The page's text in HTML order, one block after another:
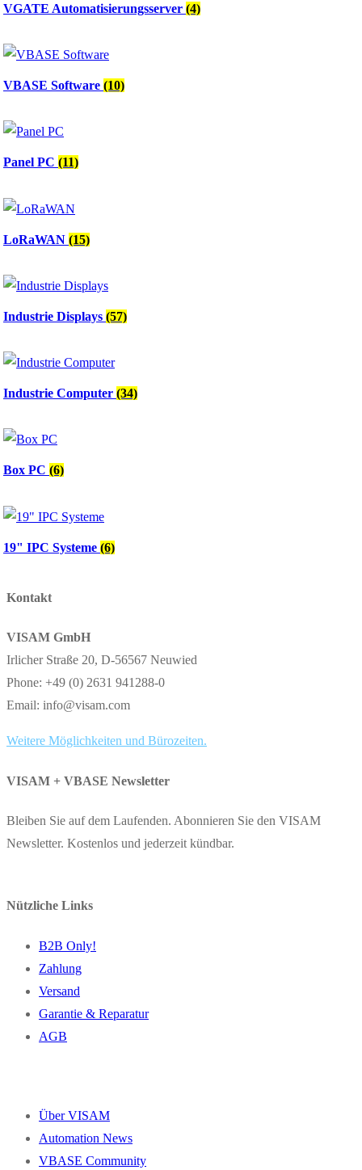
VGATE Automatisierungsserver (4)
VBASE Software (10)
Panel PC (11)
LoRaWAN (15)
Industrie Displays (57)
Industrie Computer (34)
Box PC (6)
19" IPC Systeme (6)
Kontakt
VISAM GmbH
Irlicher Straße 20, D-56567 Neuwied
Phone: +49 (0) 2631 941288-0
Email: info@visam.com
Weitere Möglichkeiten und Bürozeiten.
VISAM + VBASE Newsletter
Bleiben Sie auf dem Laufenden. Abonnieren Sie den VISAM
Newsletter. Kostenlos und jederzeit kündbar.
Nützliche Links
B2B Only!
Zahlung
Versand
Garantie & Reparatur
AGB
Über VISAM
Automation News
VBASE Community